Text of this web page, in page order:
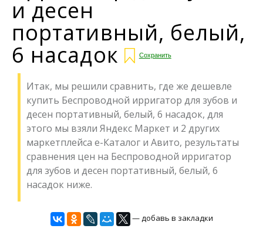
и десен
портативный, белый,
6 насадок Сохранить
Итак, мы решили сравнить, где же дешевле
купить Беспроводной ирригатор для зубов и
десен портативный, белый, 6 насадок, для
этого мы взяли Яндекс Маркет и 2 других
маркетплейса е-Каталог и Авито, результаты
сравнения цен на Беспроводной ирригатор
для зубов и десен портативный, белый, 6
насадок ниже.
— добавь в закладки